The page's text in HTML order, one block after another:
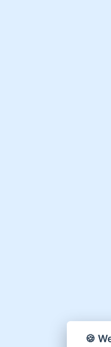
🍪